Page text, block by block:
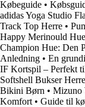
Købeguide •
adidas Yoga Studio
Track Top Herre •
Happy Merinould
Champion Hue: Den
Anledning • En
IF Kortspil – Perfekt
Softshell Bukser
Bikini Børn • Mizuno
Komfort • Guide til